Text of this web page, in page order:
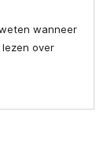
wanneer
over